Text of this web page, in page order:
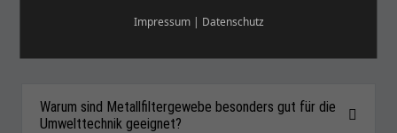
METALLFILTERGEWEBEN IN DER
Warum sind Metallfiltergewebe besonders gut für die
Umwelttechnik geeignet?
Impressum| Datenschutz